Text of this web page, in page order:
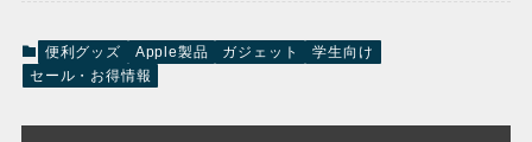
便利グッズ Apple製品 ガジェット
学生向け
セール・お得情報